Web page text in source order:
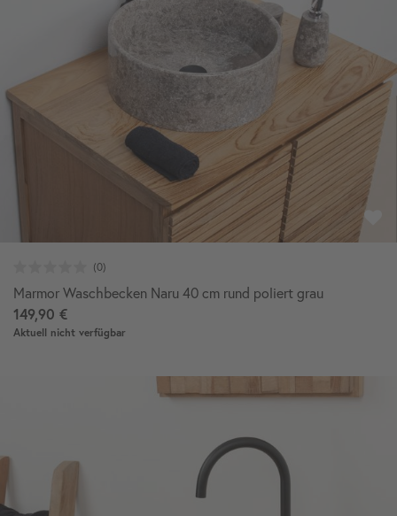
Marmor Waschbecken Naru 40 cm rund poliert grau
149,90 €
Aktuell nicht verfügbar